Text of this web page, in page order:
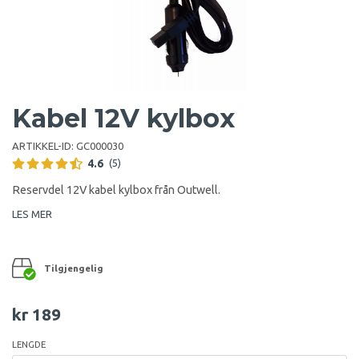
Kabel 12V kylbox
ARTIKKEL-ID: GC000030
4.6 (5)
Reservdel 12V kabel kylbox från Outwell.
LES MER
Tilgjengelig
kr 189
LENGDE